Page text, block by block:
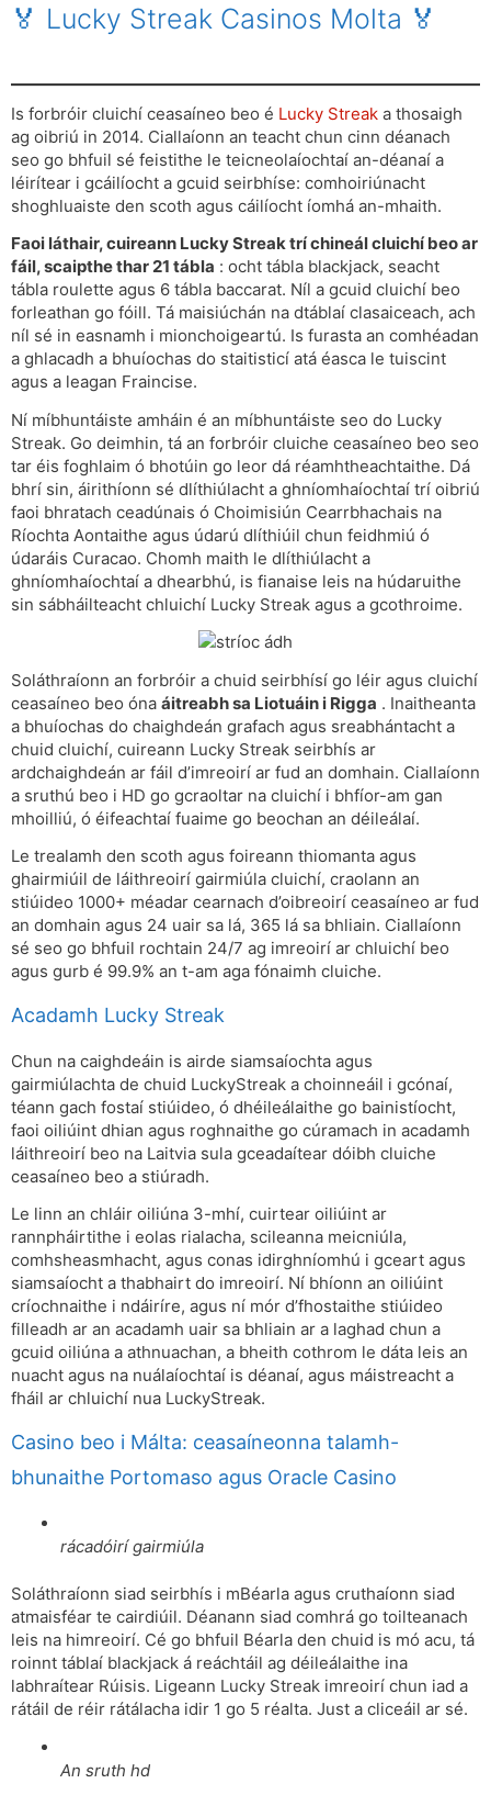
🏅 Lucky Streak Casinos Molta 🏅
Is forbróir cluichí ceasaíneo beo é Lucky Streak a thosaigh
ag oibriú in 2014. Ciallaíonn an teacht chun cinn déanach
seo go bhfuil sé feistithe le teicneolaíochtaí an-déanaí a
léirítear i gcáilíocht a gcuid seirbhíse: comhoiriúnacht
shoghluaiste den scoth agus cáilíocht íomhá an-mhaith.
Faoi láthair, cuireann Lucky Streak trí chineál cluichí beo ar
fáil, scaipthe thar 21 tábla : ocht tábla blackjack, seacht
tábla roulette agus 6 tábla baccarat. Níl a gcuid cluichí beo
forleathan go fóill. Tá maisiúchán na dtáblaí clasaiceach, ach
níl sé in easnamh i mionchoigeartú. Is furasta an comhéadan
a ghlacadh a bhuíochas do staitisticí atá éasca le tuiscint
agus a leagan Fraincise.
Ní míbhuntáiste amháin é an míbhuntáiste seo do Lucky
Streak. Go deimhin, tá an forbróir cluiche ceasaíneo beo seo
tar éis foghlaim ó bhotúin go leor dá réamhtheachtaithe. Dá
bhrí sin, áirithíonn sé dlíthiúlacht a ghníomhaíochtaí trí oibriú
faoi bhratach ceadúnais ó Choimisiún Cearrbhachais na
Ríochta Aontaithe agus údarú dlíthiúil chun feidhmiú ó
údaráis Curacao. Chomh maith le dlíthiúlacht a
ghníomhaíochtaí a dhearbhú, is fianaise leis na húdaruithe
sin sábháilteacht chluichí Lucky Streak agus a gcothroime.
Soláthraíonn an forbróir a chuid seirbhísí go léir agus cluichí
ceasaíneo beo óna áitreabh sa Liotuáin i Rigga . Inaitheanta
a bhuíochas do chaighdeán grafach agus sreabhántacht a
chuid cluichí, cuireann Lucky Streak seirbhís ar
ardchaighdeán ar fáil d’imreoirí ar fud an domhain. Ciallaíonn
a sruthú beo i HD go gcraoltar na cluichí i bhfíor-am gan
mhoilliú, ó éifeachtaí fuaime go beochan an déileálaí.
Le trealamh den scoth agus foireann thiomanta agus
ghairmiúil de láithreoirí gairmiúla cluichí, craolann an
stiúideo 1000+ méadar cearnach d’oibreoirí ceasaíneo ar fud
an domhain agus 24 uair sa lá, 365 lá sa bhliain. Ciallaíonn
sé seo go bhfuil rochtain 24/7 ag imreoirí ar chluichí beo
agus gurb é 99.9% an t-am aga fónaimh cluiche.
Acadamh Lucky Streak
Chun na caighdeáin is airde siamsaíochta agus
gairmiúlachta de chuid LuckyStreak a choinneáil i gcónaí,
téann gach fostaí stiúideo, ó dhéileálaithe go bainistíocht,
faoi oiliúint dhian agus roghnaithe go cúramach in acadamh
láithreoirí beo na Laitvia sula gceadaítear dóibh cluiche
ceasaíneo beo a stiúradh.
Le linn an chláir oiliúna 3-mhí, cuirtear oiliúint ar
rannpháirtithe i eolas rialacha, scileanna meicniúla,
comhsheasmhacht, agus conas idirghníomhú i gceart agus
siamsaíocht a thabhairt do imreoirí. Ní bhíonn an oiliúint
críochnaithe i ndáiríre, agus ní mór d’fhostaithe stiúideo
filleadh ar an acadamh uair sa bhliain ar a laghad chun a
gcuid oiliúna a athnuachan, a bheith cothrom le dáta leis an
nuacht agus na nuálaíochtaí is déanaí, agus máistreacht a
fháil ar chluichí nua LuckyStreak.
Casino beo i Málta: ceasaíneonna talamh-
bhunaithe Portomaso agus Oracle Casino
rácadóirí gairmiúla
Soláthraíonn siad seirbhís i mBéarla agus cruthaíonn siad
atmaisféar te cairdiúil. Déanann siad comhrá go toilteanach
leis na himreoirí. Cé go bhfuil Béarla den chuid is mó acu, tá
roinnt táblaí blackjack á reáchtáil ag déileálaithe ina
labhraítear Rúisis. Ligeann Lucky Streak imreoirí chun iad a
rátáil de réir rátálacha idir 1 go 5 réalta. Just a cliceáil ar sé.
An sruth hd